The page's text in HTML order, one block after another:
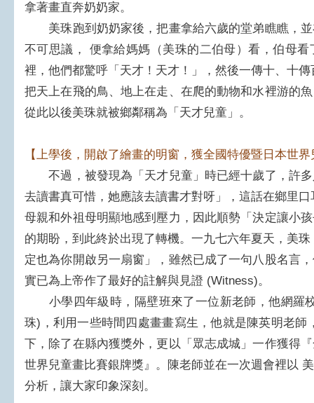
拿著畫直奔奶奶家。
美珠跑到奶奶家後，把畫拿給六歲的堂弟瞧瞧，並
不可思議， 便拿給媽媽（美珠的二伯母）看，伯母
裡，他們都驚呼「天才！天才！」，然後一傳十、十
把天上在飛的鳥、地上在走、在爬的動物和水裡游的
從此以後美珠就被鄉鄰稱為「天才兒童」。
【上學後，開啟了繪畫的明窗，獲全國特優暨日本世
不過，被發現為「天才兒童」時已經十歲了，許多
去讀書真可惜，她應該去讀書才對呀」，這話在鄉里
母親和外祖母明顯地感到壓力，因此順勢「決定讓小
的期盼，到此終於出現了轉機。一九七六年夏天，美
定也為你開啟另一扇窗」，雖然已成了一句八股名言
實已為上帝作了最好的註解與見證 (Witness)。
小學四年級時，隔壁班來了一位新老師，他網羅
珠)，利用一些時間四處畫畫寫生，他就是陳英明老
下，除了在縣內獲獎外，更以「眾志成城」一作獲得
世界兒童畫比賽銀牌獎』。陳老師並在一次週會裡以
分析，讓大家印象深刻。